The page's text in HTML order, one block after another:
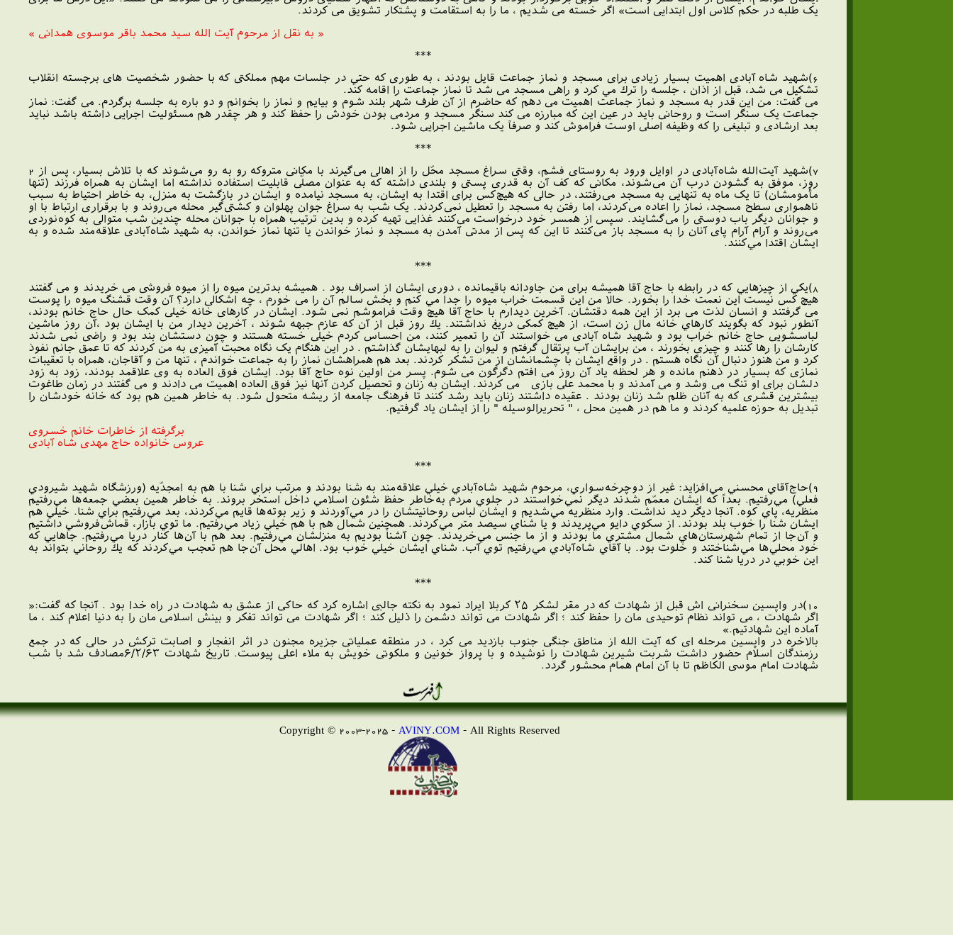
یک طلبه در حکم کلاس اول ابتدایی است» اگر خسته می شدیم ، ما را به استقامت و پشتکار تشویق می کردند.
« به نقل از مرحوم آیت الله سید محمد باقر موسوی همدانی »
***
6)شهید شاه آبادی اهمیت بسیار زیادی برای مسجد و نماز جماعت قایل بودند ، به طوری که حتي در جلسات مهم مملکتی که با حضور شخصیت های برجسته انقلاب
تشکیل می شد، قبل از اذان ، جلسه را ترك مي كرد و راهی مسجد می شد تا نماز جماعت را اقامه کند.
می گفت: من این قدر به مسجد و نماز جماعت اهمیت می دهم که حاضرم از آن طرف شهر بلند شوم و بیایم و نماز را بخوانم و دو باره به جلسه برگردم. می گفت: نماز
جماعت یک سنگر است و روحانی باید در عین این که مبارزه می کند سنگر مسجد و مردمی بودن خودش را حفظ کند و هر چقدر هم مسئولیت اجرایی داشته باشد نباید
بعد ارشادی و تبلیغی را که وظیفه اصلی اوست فراموش کند و صرفاً یک ماشین اجرایی شود.
***
7)شهيد آيت‌الله شاه‌آبادی در اوايل ورود به روستای فشم، وقتی سراغ مسجد محّل را از اهالی می‌گيرند با مکانی متروکه رو به رو می‌شوند که با تلاش بسيار، پس از 2
روز، موفق به گشودن درب آن می‌شوند، مکانی که کف آن به قدری پستی و بلندی داشته که به عنوان مصلّی قابليت استفاده نداشته اما ايشان به همراه فرزند (تنها
مأمومشان) تا يک ماه به تنهايی به مسجد می‌رفتند، در حالی که هيچ‌کس برای اقتدا به ايشان، به مسجد نيامده و ايشان در بازگشت به منزل، به خاطر احتياط به سبب
ناهمواری سطح مسجد، نماز را اعاده می‌کردند، اما رفتن به مسجد را تعطيل نمی‌کردند. يک شب به سراغ جوان پهلوان و کشتی‌گير محله می‌روند و با برقراری ارتباط با او
و جوانان ديگر باب دوستی را می‌گشايند. سپس از همسر خود درخواست می‌کنند غذايی تهيه کرده و بدين ترتيب همراه با جوانان محله چندين شب متوالی به کوه‌نوردی
می‌روند و آرام آرام پای آنان را به مسجد باز می‌کنند تا این که پس از مدتی آمدن به مسجد و نماز خواندن يا تنها نماز خواندن، به شهيد شاه‌آبادی علاقه‌مند شده و به
ايشان اقتدا مي‌كنند.
***
8)يكي از چيزهايي كه در رابطه با حاج آقا همیشه برای من جاودانه باقیمانده ، دوری ایشان از اسراف بود . همیشه بدترین میوه را از میوه فروشی می خریدند و می گفتند
هیچ کس نیست این نعمت خدا را بخورد. حالا من این قسمت خراب میوه را جدا مي كنم و بخش سالم آن را می خورم ، چه اشکالی دارد؟ آن وقت قشنگ میوه را پوست
می گرفتند و انسان لذت می برد از این همه دقتشان. آخرین دیدارم با حاج آقا هیچ وقت فراموشم نمی شود. ایشان در کارهای خانه خیلی کمک حال حاج خانم بودند،
آنطور نبود که بگویند کارهاي خانه مال زن است، از هیچ کمکی دریغ نداشتند. يك روز قبل از آن كه عازم جبهه شوند ، آخرين ديدار من با ايشان بود ،آن روز ماشین
لباسشویی حاج خانم خراب بود و شهید شاه آبادی می خواستند آن را تعمير کنند، من احساس کردم خیلی خسته هستند و چون دستشان بند بود و راضی نمی شدند
كارشان را رها كنند و چیزی بخورند ، من برایشان آب پرتقال گرفتم و لیوان را به لبهایشان گذاشتم . در این هنگام یک نگاه محبت آمیزی به من کردند که تا عمق جانم نفوذ
کرد و من هنوز دنبال آن نگاه هستم . در واقع ایشان با چشمانشان از من تشکر کردند. بعد هم همراهشان نماز را به جماعت خواندم ، تنها من و آقاجان، همراه با تعقیبات
نمازی که بسیار در ذهنم مانده و هر لحظه یاد آن روز می افتم دگرگون می شوم. پسر من اولین نوه حاج آقا بود. ايشان فوق العاده به وی علاقمد بودند، زود به زود
دلشان برای او تنگ می وشد و می آمدند و با محمد علی بازی می کردند. ایشان به زنان و تحصیل کردن آنها نیز فوق العاده اهمیت می دادند و می گفتند در زمان طاغوت
بیشترین قشری که به آنان ظلم شد زنان بودند . عقیده داشتند زنان باید رشد کنند تا فرهنگ جامعه از ریشه متحول شود. به خاطر همین هم بود که خانه خودشان را
تبدیل به حوزه علمیه کردند و ما هم در همین محل ، " تحریرالوسیله " را از ایشان یاد گرفتیم.
برگرفته از خاطرات خانم خسروی
عروس خانواده حاج مهدی شاه آبادی
***
9)حاج‌آقاي محسني مي‌افزايد: غير از دوچرخه‌سواري، مرحوم شهيد شاه‌آبادي خيلي علاقه‌مند به شنا بودند و مرتب براي شنا با هم به امجدّيه (ورزشگاه شهيد شيرودي
فعلي) مي‌رفتيم. بعداً كه ايشان معمّم شدند ديگر نمي‌خواستند در جلوي مردم به‌خاطر حفظ شئون اسلامي داخل استخر بروند. به خاطر همين بعضي جمعه‌ها مي‌رفتيم
منظريه، پاي كوه. آنجا ديگر ديد نداشت. وارد منظريه مي‌شديم و ايشان لباس‌ روحانيتشان را در مي‌آوردند و زير بوته‌ها قايم مي‌كردند، بعد مي‌رفتيم براي شنا. خيلي هم
ايشان شنا را خوب بلد بودند. از سكوي دايو مي‌پريدند و يا شناي سيصد متر مي‌كردند. همچنين شمال هم با هم خيلي زياد مي‌رفتيم. ما توي بازار، قماش‌فروشي داشتيم
و آن‌جا از تمام شهرستان‌هاي شمال مشتري ما بودند و از ما جنس مي‌خريدند. چون آشنا بوديم به منزلشان مي‌رفتيم. بعد هم با آن‌ها كنار دريا مي‌رفتيم. جاهايي كه
خود محلي‌ها مي‌شناختند و خلوت بود. با آقاي شاه‌آبادي مي‌رفتيم توي آب. شناي ايشان خيلي خوب بود. اهالي محل آن‌جا هم تعجب مي‌كردند كه يك روحاني بتواند به
اين خوبي در دريا شنا كند.
***
10)در واپسین سخنرانی اش قبل از شهادت که در مقر لشکر ۲۵ کربلا ایراد نمود به نکته جالبی اشاره کرد که حاکی از عشق به شهادت در راه خدا بود . آنجا که گفت:«
اگر شهادت ، می تواند نظام توحیدی مان را حفظ کند ؛ اگر شهادت می تواند دشمن را ذلیل کند ؛ اگر شهادت می تواند تفکر و بینش اسلامی مان را به دنیا اعلام کند ، ما
آماده این شهادتیم.»
بالاخره در واپسین مرحله ای که آیت الله از مناطق جنگی جنوب بازدید می کرد ، در منطقه عملیاتی جزیره مجنون در اثر انفجار و اصابت ترکش در حالی که در جمع
رزمندگان اسلام حضور داشت شربت شیرین شهادت را نوشیده و با پرواز خونین و ملکوتی خویش به ملاء اعلی پیوست. تاریخ شهادت ۶/۲/۶۳مصادف شد با شب
شهادت امام موسی الکاظم تا با آن امام همام محشور گردد.
AVINY.COM - All Rights Reserved